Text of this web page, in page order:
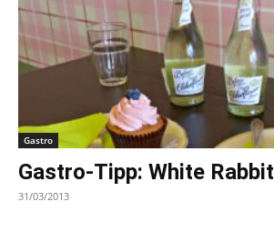
Gastro
Gastro-Tipp: White Rabbit
31/03/2013